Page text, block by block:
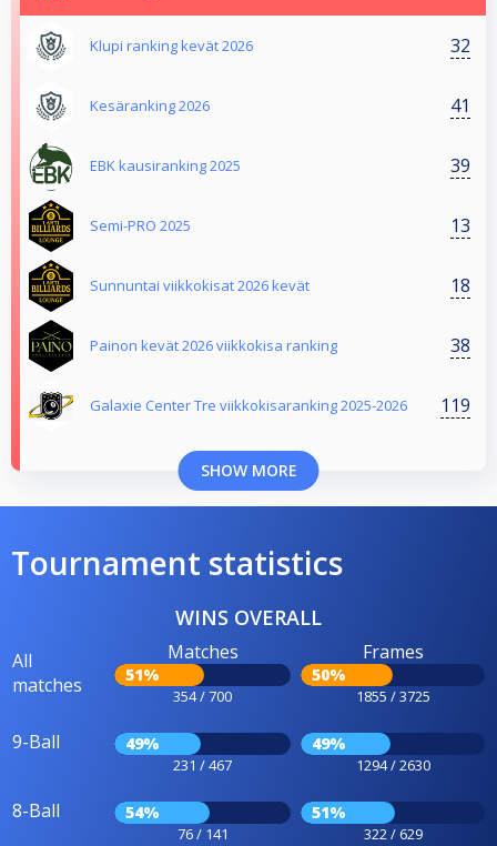
Klupi ranking kevät 2026 32
Kesäranking 2026 41
EBK kausiranking 2025 39
Semi-PRO 2025 13
Sunnuntai viikkokisat 2026 kevät 18
Painon kevät 2026 viikkokisa ranking 38
Galaxie Center Tre viikkokisaranking 2025-2026 119
SHOW MORE
Tournament statistics
WINS OVERALL
All
matches
Matches
51%
354 / 700
Frames
50%
1855 / 3725
9-Ball 49%
231 / 467
49%
1294 / 2630
8-Ball 54%
76 / 141
51%
322 / 629